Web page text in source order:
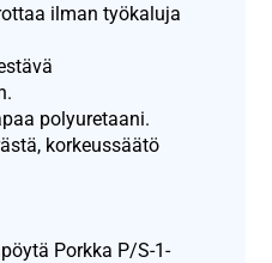
ilman työkaluja
polyuretaani.
korkeussäätö
Porkka P/S-1-